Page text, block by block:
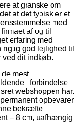
at granske om
at det typisk er et
med
af og til
erfaring med
rigtig god lejlighed til
ved dit indkøb.
de mest
i forbindelse
webshoppen har.
opbevarer
bekræfte
– 8 cm, uafhængig